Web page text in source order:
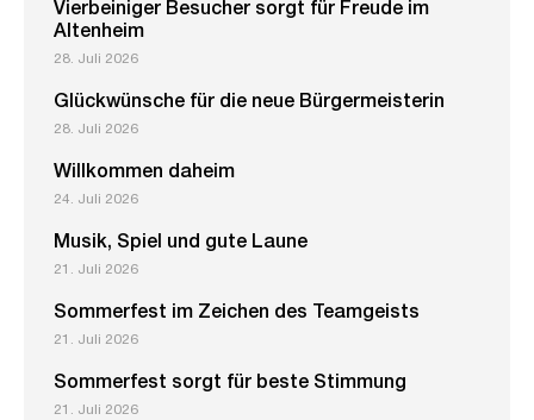
Vierbeiniger Besucher sorgt für Freude im
Altenheim
28. Juli 2026
Glückwünsche für die neue Bürgermeisterin
28. Juli 2026
Willkommen daheim
24. Juli 2026
Musik, Spiel und gute Laune
21. Juli 2026
Sommerfest im Zeichen des Teamgeists
21. Juli 2026
Sommerfest sorgt für beste Stimmung
21. Juli 2026